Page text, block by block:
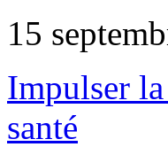
15
Impulser
santé